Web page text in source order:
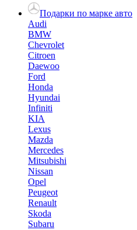
Подарки по марке авто
Audi
BMW
Chevrolet
Citroen
Daewoo
Ford
Honda
Hyundai
Infiniti
KIA
Lexus
Mazda
Mercedes
Mitsubishi
Nissan
Opel
Peugeot
Renault
Skoda
Subaru